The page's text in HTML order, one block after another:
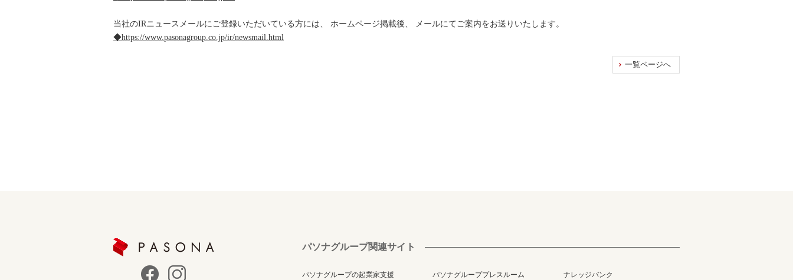
当社のIRニュースメールにご登録いただいている方には、 ホームページ掲載後、 メールにてご案内をお送りいたします。
◆https://www.pasonagroup.co.jp/ir/newsmail.html
一覧ページへ
パソナグループ関連サイト
パソナグループの起業家支援 パソナグループプレスルーム ナレッジバンク